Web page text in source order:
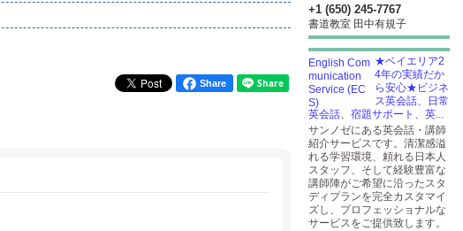
Share
+1 (650) 245-7767
書道教室 田中有規子
★ベイエリア2
4年の実績だか
ら安心★ビジネ
ス英会話、日常
英会話、宿題サポート、英...
サンノゼにある英会話・講師
紹介サービスです。清潔感溢
れる学習環境、頼れる日本人
スタッフ、そして経験豊富な
講師陣がご希望に沿ったスタ
ディプランを完全カスタマイ
ズし、プロフェッショナルな
サービスをご提供致します。